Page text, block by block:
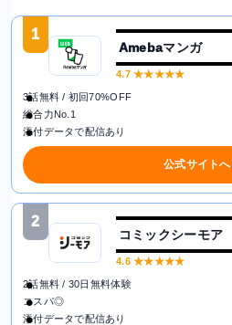
1
Amebaマンガ
4.7★★★★★
3話無料 / 初回70%OFF
総合力No.1
添付データで配信あり
公式サイトへ
2
コミックシーモア
4.6★★★★★
2話無料 / 30日無料体験
コスパ◎
添付データで配信あり